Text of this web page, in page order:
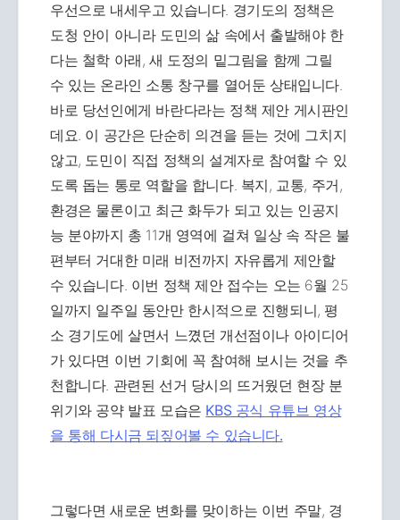
우선으로 내세우고 있습니다. 경기도의 정책은
도청 안이 아니라 도민의 삶 속에서 출발해야 한
다는 철학 아래, 새 도정의 밑그림을 함께 그릴
수 있는 온라인 소통 창구를 열어둔 상태입니다.
바로 당선인에게 바란다라는 정책 제안 게시판인
데요. 이 공간은 단순히 의견을 듣는 것에 그치지
않고, 도민이 직접 정책의 설계자로 참여할 수 있
도록 돕는 통로 역할을 합니다. 복지, 교통, 주거,
환경은 물론이고 최근 화두가 되고 있는 인공지
능 분야까지 총 11개 영역에 걸쳐 일상 속 작은 불
편부터 거대한 미래 비전까지 자유롭게 제안할
수 있습니다. 이번 정책 제안 접수는 오는 6월 25
일까지 일주일 동안만 한시적으로 진행되니, 평
소 경기도에 살면서 느꼈던 개선점이나 아이디어
가 있다면 이번 기회에 꼭 참여해 보시는 것을 추
천합니다. 관련된 선거 당시의 뜨거웠던 현장 분
위기와 공약 발표 모습은 KBS 공식 유튜브 영상
을 통해 다시금 되짚어볼 수 있습니다.
그렇다면 새로운 변화를 맞이하는 이번 주말, 경